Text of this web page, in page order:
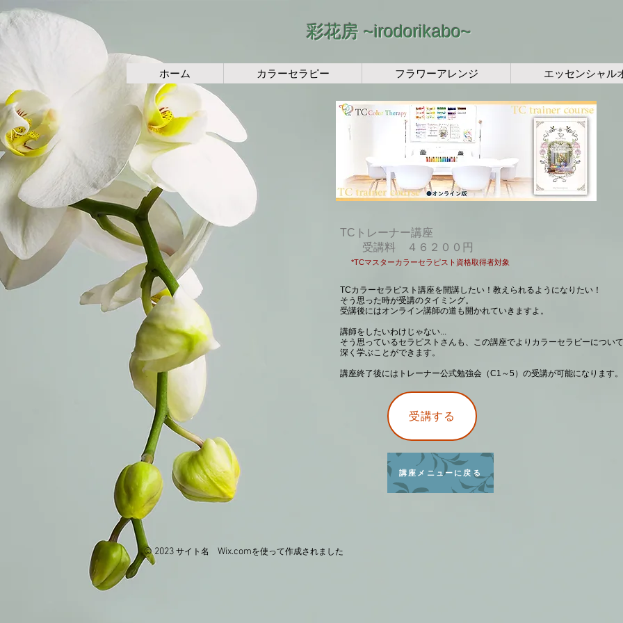
​彩花房 ~irodorikabo~
ホーム カラーセラピー フラワーアレンジ エッセンシャル
​TCトレーナー講座
受講料 ４６２００円
*TCマスターカラーセラピスト資格取得者対象
TCカラーセラピスト講座を開講したい！教えられるようになりたい！
そう思った時が受講のタイミング。
受講後にはオンライン講師の道も開かれていきますよ。
講師をしたいわけじゃない...
そう思っているセラピストさんも、この講座でよりカラーセラピーについて
深く学ぶことができます。
講座終了後にはトレーナー公式勉強会（C1～5）の受講が可能になります。
受講する
講座メニューに戻る
© 2023 サイト名 Wix.comを使って作成されました